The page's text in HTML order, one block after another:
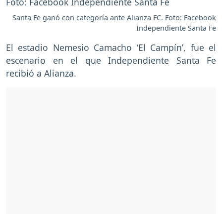
Santa Fe ganó con categoría ante Alianza FC. Foto: Facebook
Independiente Santa Fe
El estadio Nemesio Camacho ‘El Campín’, fue el
escenario en el que Independiente Santa Fe
recibió a Alianza.